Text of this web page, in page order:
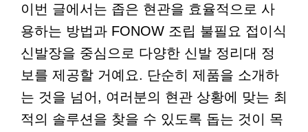
이번 글에서는 좁은 현관을 효율적으로 사
용하는 방법과 FONOW 조립 불필요 접이식
신발장을 중심으로 다양한 신발 정리대 정
보를 제공할 거예요. 단순히 제품을 소개하
는 것을 넘어, 여러분의 현관 상황에 맞는 최
적의 솔루션을 찾을 수 있도록 돕는 것이 목